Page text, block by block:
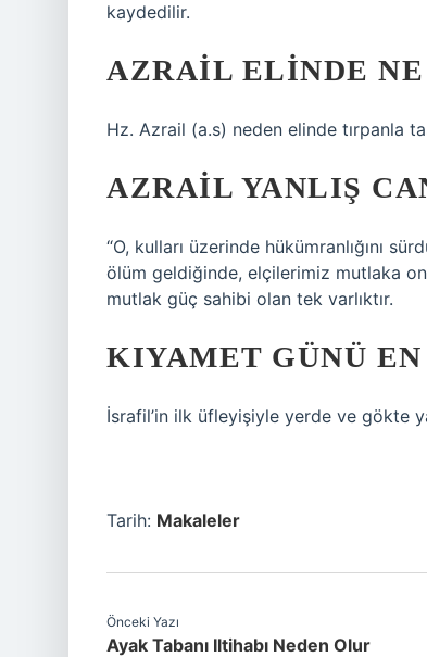
kaydedilir.
AZRAIL ELINDE NE
Hz. Azrail (a.s) neden elinde tırpanla
AZRAIL YANLIŞ
“O, kulları üzerinde hükümranlığını
ölüm geldiğinde, elçilerimiz mutlaka
mutlak güç sahibi olan tek varlıktır.
KIYAMET GÜNÜ
İsrafil’in ilk üfleyişiyle yerde ve gökte
Tarih: Makaleler
Önceki Yazı
Ayak Tabanı Iltihabı Neden Olur